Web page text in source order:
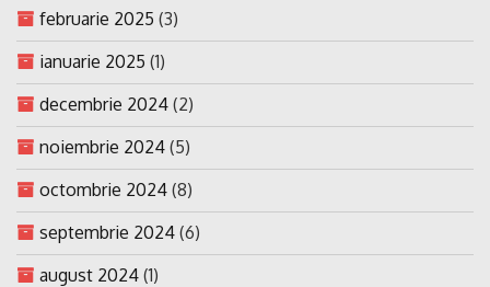
februarie 2025 (3)
ianuarie 2025 (1)
decembrie 2024 (2)
noiembrie 2024 (5)
octombrie 2024 (8)
septembrie 2024 (6)
august 2024 (1)